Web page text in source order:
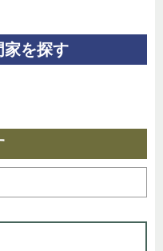
家を探す